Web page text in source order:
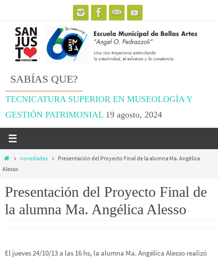
contenido
SABÍAS QUE?
TECNICATURA SUPERIOR EN MUSEOLOGÍA Y
GESTIÓN PATRIMONIAL 19 agosto, 2024
Inicionovedades
Presentación del Proyecto Final de la alumna Ma. Angélica
Alesso
Presentación del Proyecto Final de
la alumna Ma. Angélica Alesso
El jueves 24/10/13 a las 16 hs, la alumna Ma. Angélica Alesso realizó